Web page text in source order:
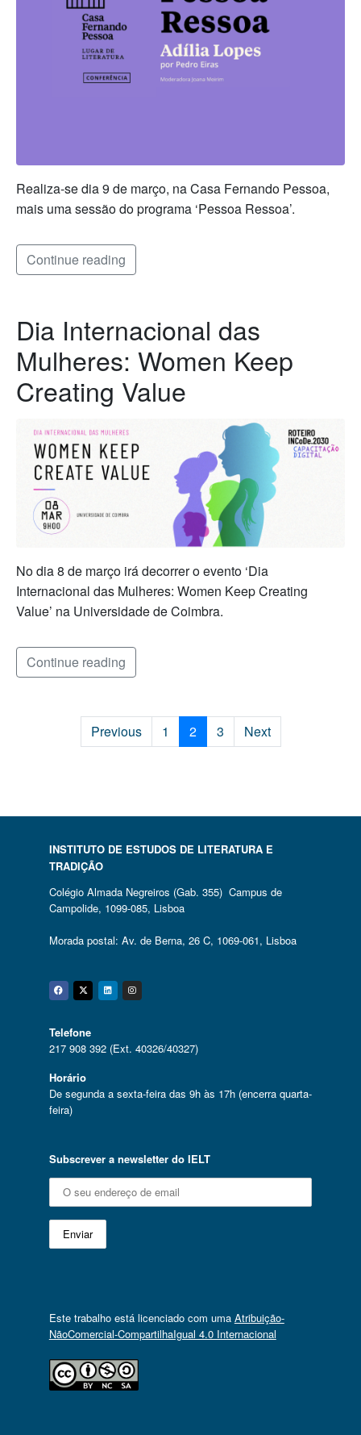
Realiza-se dia 9 de março, na Casa Fernando Pessoa,
mais uma sessão do programa ‘Pessoa Ressoa’.
Continue reading
Dia Internacional das
Mulheres: Women Keep
Creating Value
No dia 8 de março irá decorrer o evento ‘Dia
Internacional das Mulheres: Women Keep Creating
Value’ na Universidade de Coimbra.
Continue reading
Previous 1 2 3 Next
INSTITUTO DE ESTUDOS DE LITERATURA E
TRADIÇÃO
Colégio Almada Negreiros (Gab. 355) Campus de
Campolide, 1099-085, Lisboa
Morada postal: Av. de Berna, 26 C, 1069-061, Lisboa
Facebook
Twitter
Linkedin
Instagram
Telefone
217 908 392 (Ext. 40326/40327)
Horário
De segunda a sexta-feira das 9h às 17h (encerra quarta-
feira)
Subscrever a newsletter do IELT
Este trabalho está licenciado com uma Atribuição-
NãoComercial-CompartilhaIgual 4.0 Internacional